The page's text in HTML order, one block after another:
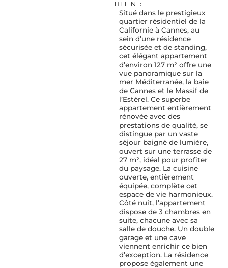
BIEN :
Situé dans le prestigieux
quartier résidentiel de la
Californie à Cannes, au
sein d’une résidence
sécurisée et de standing,
cet élégant appartement
d’environ 127 m² offre une
vue panoramique sur la
mer Méditerranée, la baie
de Cannes et le Massif de
l’Estérel. Ce superbe
appartement entièrement
rénovée avec des
prestations de qualité, se
distingue par un vaste
séjour baigné de lumière,
ouvert sur une terrasse de
27 m², idéal pour profiter
du paysage. La cuisine
ouverte, entièrement
équipée, complète cet
espace de vie harmonieux.
Côté nuit, l’appartement
dispose de 3 chambres en
suite, chacune avec sa
salle de douche. Un double
garage et une cave
viennent enrichir ce bien
d’exception. La résidence
propose également une